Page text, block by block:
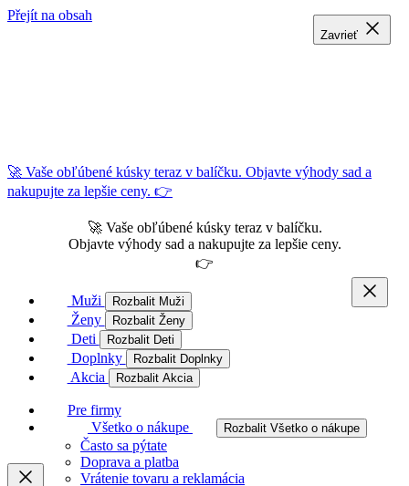
Přejít na obsah
🚀 Vaše obľúbené kúsky teraz v balíčku. Objavte výhody sad a
nakupujte za lepšie ceny. 👉
🚀 Vaše obľúbené kúsky teraz v balíčku.
Objavte výhody sad a nakupujte za lepšie ceny.
👉
Muži Rozbalit Muži
Ženy Rozbalit Ženy
Deti Rozbalit Deti
Doplnky Rozbalit Doplnky
Akcia Rozbalit Akcia
Pre firmy
Všetko o nákupe
Rozbalit Všetko o nákupe
Často sa pýtate
Doprava a platba
Vrátenie tovaru a reklamácia
Zavrieť
Zavrieť
Zavrieť